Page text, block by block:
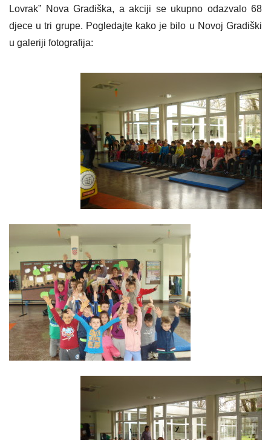
Lovrak” Nova Gradiška, a akciji se ukupno odazvalo 68
djece u tri grupe. Pogledajte kako je bilo u Novoj Gradiški
u galeriji fotografija: